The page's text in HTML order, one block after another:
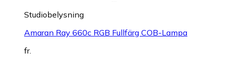
Studiobelysning
Amaran Ray 660c RGB Fullfärg COB-Lampa
fr.